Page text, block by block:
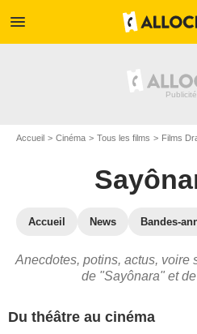
menu
Accueil Cinéma Tous les films Films
Accueil News Bandes-
Anecdotes, potins, actus, voire
de "Sayônara" et
Du théâtre au cinéma